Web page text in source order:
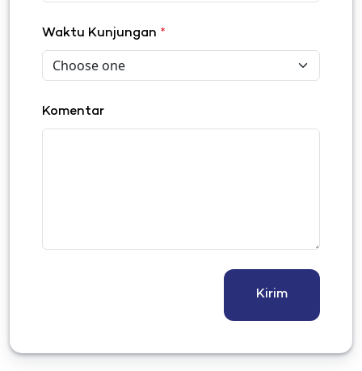
Waktu Kunjungan *
Komentar
Kirim